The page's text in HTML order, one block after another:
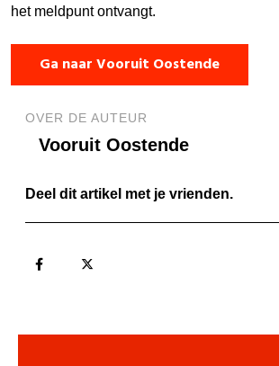
het meldpunt ontvangt.
Ga naar Vooruit Oostende
OVER DE AUTEUR
Vooruit Oostende
Deel dit artikel met je vrienden.